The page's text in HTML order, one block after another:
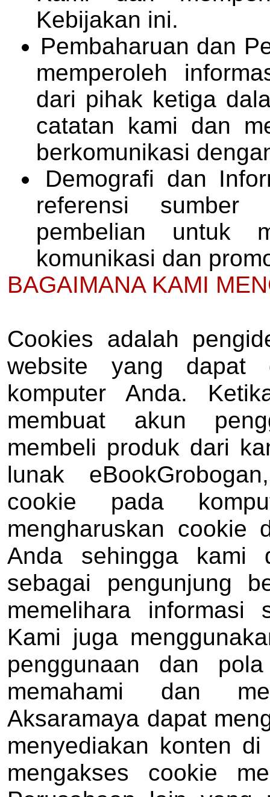
Kebijakan ini.
Pembaharuan dan
memperoleh
dari pihak ketiga
catatan kami dan
berkomunikasi
Demografi dan
referensi sumber
pembelian untuk
komunikasi dan
BAGAIMANA KAMI
Cookies adalah
website yang dapat
komputer Anda.
membuat akun
membeli produk dari
lunak eBookGrobogan
cookie pada
mengharuskan cookie
Anda sehingga kami
sebagai pengunjung
memelihara informasi
Kami juga
penggunaan dan
memahami dan
Aksaramaya dapat
menyediakan konten
mengakses cookie